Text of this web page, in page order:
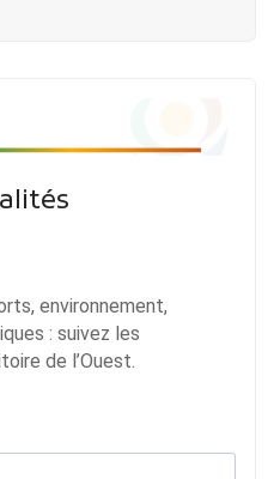
environnement,
: suivez les
de l’Ouest.